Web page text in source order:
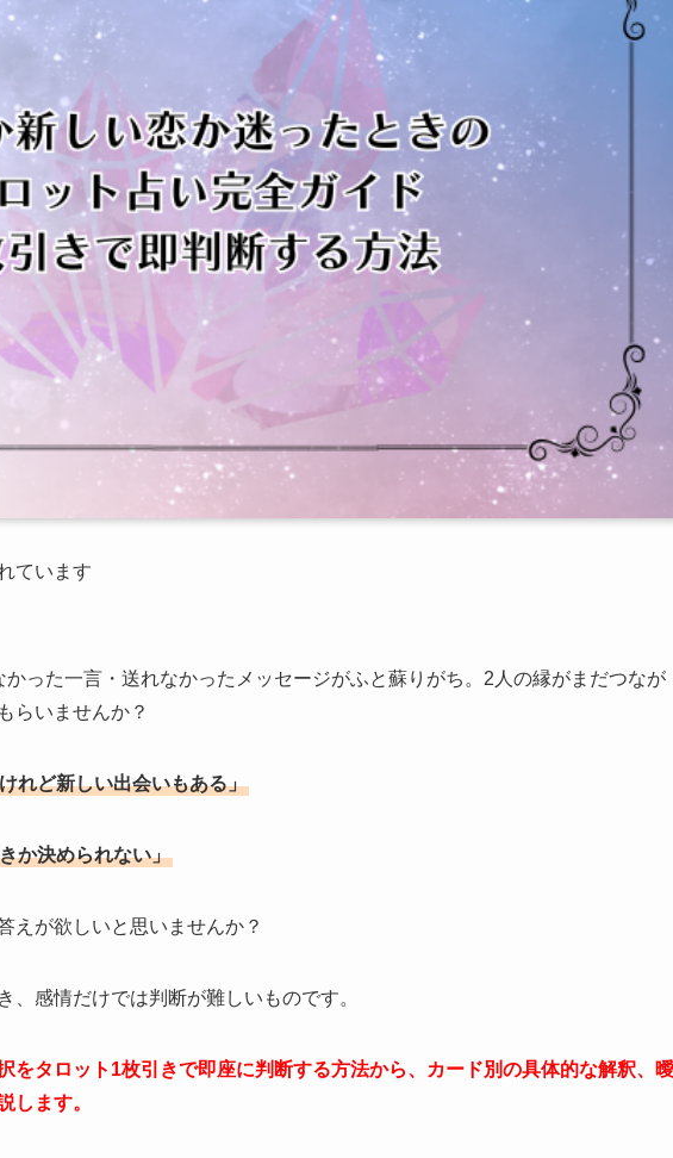
ています
った一言・送れなかったメッセージがふと蘇りがち。2人の縁がまだつなが
らいませんか？
れど新しい出会いもある」
か決められない」
えが欲しいと思いませんか？
、感情だけでは判断が難しいものです。
をタロット1枚引きで即座に判断する方法から、カード別の具体的な解釈、曖
します。